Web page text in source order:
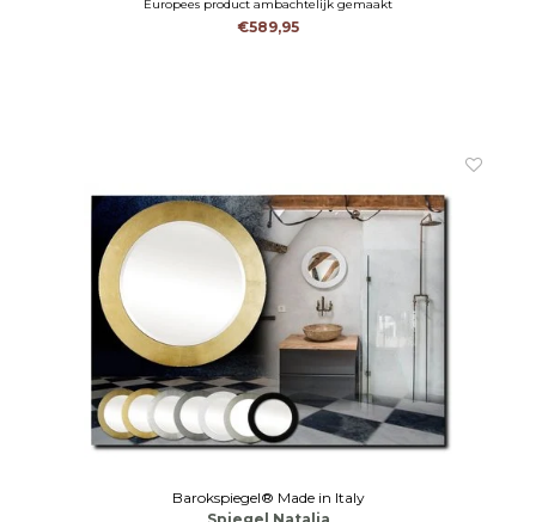
Europees product ambachtelijk gemaakt
€589,95
Barokspiegel® Made in Italy